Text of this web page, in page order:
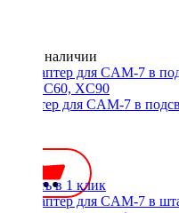
Нет в наличии
Адаптер для CAM-7 в
Купить в 1 клик